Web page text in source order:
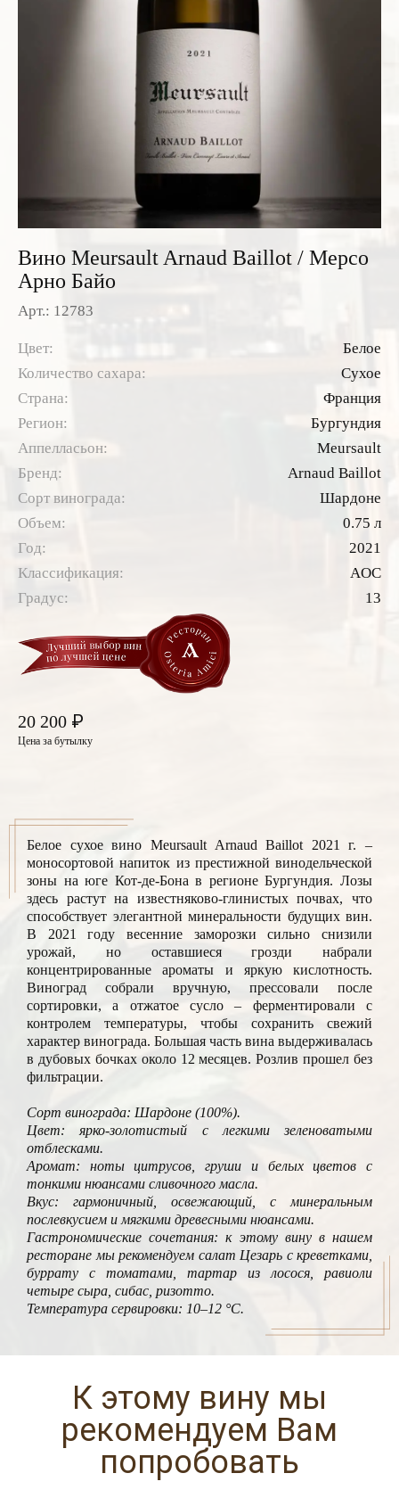
Итальянские вина
Французские вина
Испанские вина
Граппа
Вино Meursault Arnaud Baillot / Мерсо
Арно Байо
Арт.: 12783
Цвет:
Белое
Количество сахара:
Сухое
Страна:
Франция
Регион:
Бургундия
Аппелласьон:
Meursault
Бренд:
Arnaud Baillot
Сорт винограда:
Шардоне
Объем:
0.75 л
Год:
2021
Классификация:
AOC
Градус:
13
20 200 ₽
Цена за бутылку
Белое сухое вино Meursault Arnaud Baillot 2021 г. –
моносортовой напиток из престижной винодельческой
зоны на юге Кот-де-Бона в регионе Бургундия. Лозы
здесь растут на известняково-глинистых почвах, что
способствует элегантной минеральности будущих вин.
В 2021 году весенние заморозки сильно снизили
урожай, но оставшиеся грозди набрали
концентрированные ароматы и яркую кислотность.
Виноград собрали вручную, прессовали после
сортировки, а отжатое сусло – ферментировали с
контролем температуры, чтобы сохранить свежий
характер винограда. Большая часть вина выдерживалась
в дубовых бочках около 12 месяцев. Розлив прошел без
фильтрации.
Сорт винограда: Шардоне (100%).
Цвет: ярко-золотистый с легкими зеленоватыми
отблесками.
Аромат: ноты цитрусов, груши и белых цветов с
тонкими нюансами сливочного масла.
Вкус: гармоничный, освежающий, с минеральным
послевкусием и мягкими древесными нюансами.
Гастрономические сочетания: к этому вину в нашем
ресторане мы рекомендуем салат Цезарь с креветками,
буррату с томатами, тартар из лосося, равиоли
четыре сыра, сибас, ризотто.
Температура сервировки: 10–12 °C.
К этому вину мы
рекомендуем Вам
попробовать